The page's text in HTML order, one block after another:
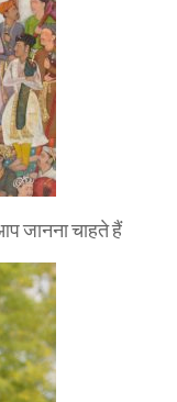
जानना चाहते हैं